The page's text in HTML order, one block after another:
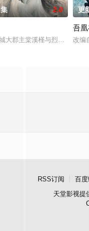
流血炸裂，惨遭满门流放
2.0
大郡主棠溪槿与烈云峥之间
更
吾
改编
RSS订阅 百
天堂影视提